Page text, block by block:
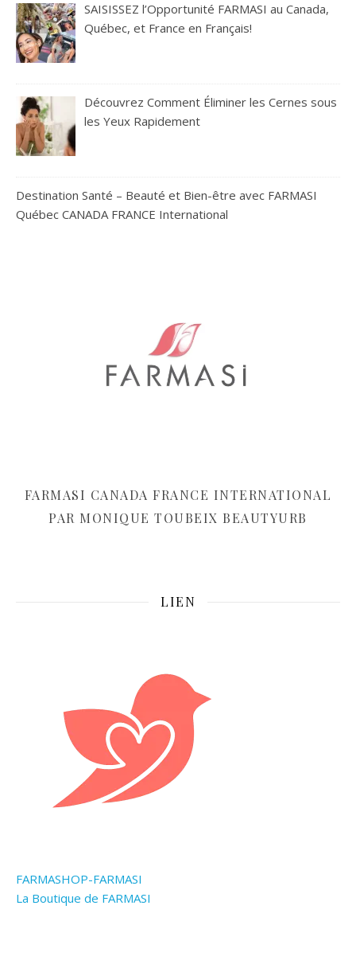
SAISISSEZ l’Opportunité FARMASI au Canada,
Québec, et France en Français!
Découvrez Comment Éliminer les Cernes sous
les Yeux Rapidement
Destination Santé – Beauté et Bien-être avec FARMASI
Québec CANADA FRANCE International
FARMASI CANADA FRANCE INTERNATIONAL
PAR MONIQUE TOUBEIX BEAUTYURB
LIEN
FARMASHOP-FARMASI
La Boutique de FARMASI